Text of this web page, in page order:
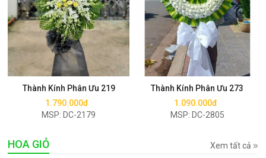
Thành Kính Phân Ưu 219
1.790.000đ
MSP: DC-2179
Mua ngay
Thành Kính Phân Ưu 273
1.090.000đ
MSP: DC-2805
Mua ngay
HOA GIỎ Xem tất cả